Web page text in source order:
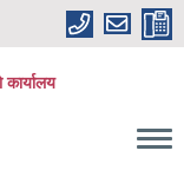
कार्यालय